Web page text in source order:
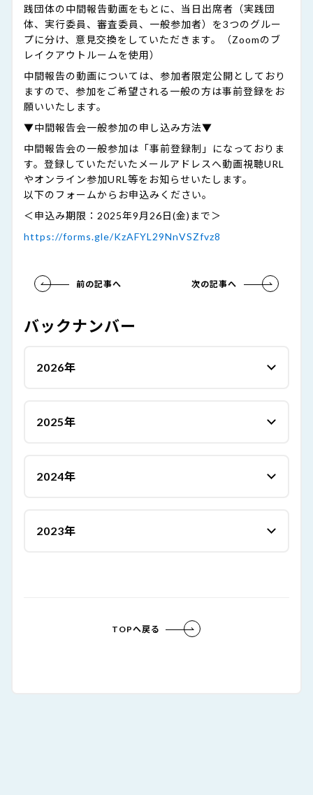
践団体の中間報告動画をもとに、当日出席者（実践団
体、実行委員、審査委員、一般参加者）を3つのグルー
プに分け、意見交換をしていただきます。（Zoomのブ
レイクアウトルームを使用）
中間報告の動画については、参加者限定公開としており
ますので、参加をご希望される一般の方は事前登録をお
願いいたします。
▼中間報告会一般参加の申し込み方法▼
中間報告会の一般参加は「事前登録制」になっておりま
す。登録していただいたメールアドレスへ動画視聴URL
やオンライン参加URL等をお知らせいたします。
以下のフォームからお申込みください。
＜申込み期限：2025年9月26日(金)まで＞
https://forms.gle/KzAFYL29NnVSZfvz8
前の記事へ 次の記事へ
バックナンバー
2026年
2025年
2024年
2023年
TOPへ戻る